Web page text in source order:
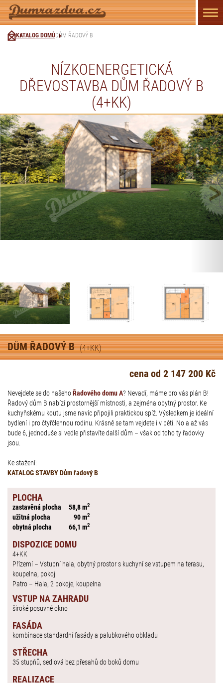
KATALOG DOMŮDŮM ŘADOVÝ B
NÍZKOENERGETICKÁ
DŘEVOSTAVBA DŮM ŘADOVÝ B
(4+KK)
DŮM ŘADOVÝ B (4+KK)
cena od 2 147 200 Kč
Nevejdete se do našehoŘadového domu A? Nevadí, máme pro vás plán B!
Řadový dům B nabízí prostornější místnosti, a zejména obytný prostor. Ke
kuchyňskému koutu jsme navíc připojili praktickou spíž. Výsledkem je ideální
bydlení i pro čtyřčlennou rodinu. Krásně se tam vejdete i v pěti. No a až vás
bude 6, jednoduše si vedle přistavíte další dům – však od toho ty řadovky
jsou.
Ke stažení:
KATALOG STAVBY Dům řadový B
PLOCHA
zastavěná plocha 58,8 m2
užitná plocha 90 m2
obytná plocha 66,1 m2
DISPOZICE DOMU
4+KK
Přízemí – Vstupní hala, obytný prostor s kuchyní se vstupem na terasu,
koupelna, pokoj
Patro – Hala, 2 pokoje, koupelna
VSTUP NA ZAHRADU
široké posuvné okno
FASÁDA
kombinace standardní fasády a palubkového obkladu
STŘECHA
35 stupňů, sedlová bez přesahů do boků domu
REALIZACE